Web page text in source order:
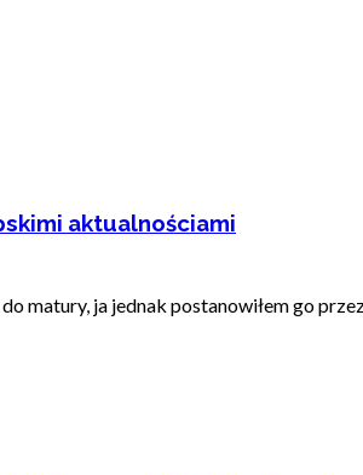
aktualnościami
matury, ja jednak postanowiłem go